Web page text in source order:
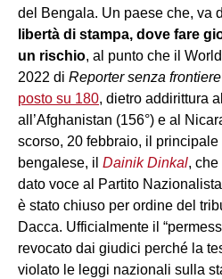
del Bengala. Un paese che, va
libertà di stampa, dove fare
un rischio, al punto che il
2022 di Reporter senza frontiere
posto su 180, dietro addirittura
all’Afghanistan (156°) e al
scorso, 20 febbraio, il
bengalese, il Dainik Dinkal, che
dato voce al Partito
è stato chiuso per ordine del
Dacca. Ufficialmente il
revocato dai giudici perché la
violato le leggi nazionali sulla